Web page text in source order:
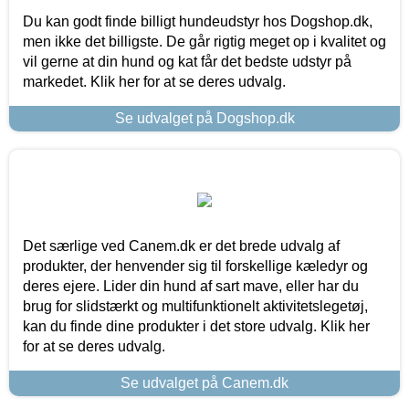
Du kan godt finde billigt hundeudstyr hos Dogshop.dk,
men ikke det billigste. De går rigtig meget op i kvalitet og
vil gerne at din hund og kat får det bedste udstyr på
markedet. Klik her for at se deres udvalg.
Se udvalget på Dogshop.dk
Det særlige ved Canem.dk er det brede udvalg af
produkter, der henvender sig til forskellige kæledyr og
deres ejere. Lider din hund af sart mave, eller har du
brug for slidstærkt og multifunktionelt aktivitetslegetøj,
kan du finde dine produkter i det store udvalg. Klik her
for at se deres udvalg.
Se udvalget på Canem.dk